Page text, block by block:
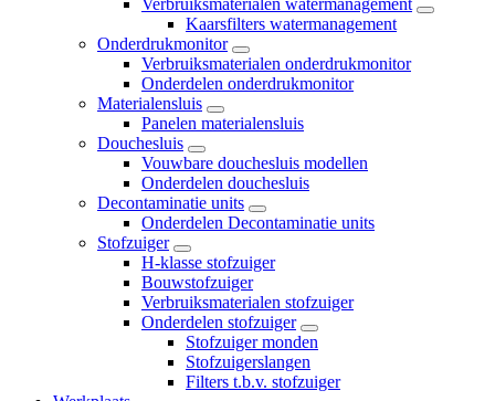
Verbruiksmaterialen watermanagement
Kaarsfilters watermanagement
Onderdrukmonitor
Verbruiksmaterialen onderdrukmonitor
Onderdelen onderdrukmonitor
Materialensluis
Panelen materialensluis
Douchesluis
Vouwbare douchesluis modellen
Onderdelen douchesluis
Decontaminatie units
Onderdelen Decontaminatie units
Stofzuiger
H-klasse stofzuiger
Bouwstofzuiger
Verbruiksmaterialen stofzuiger
Onderdelen stofzuiger
Stofzuiger monden
Stofzuigerslangen
Filters t.b.v. stofzuiger